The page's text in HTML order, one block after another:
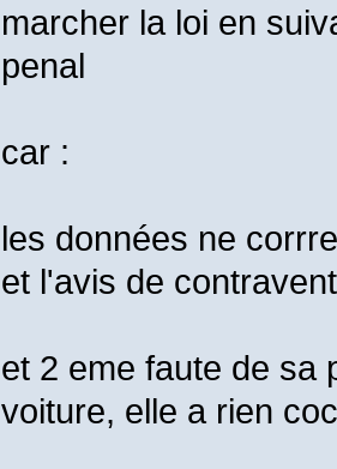
marcher la loi en
penal
car :
les données ne
et l'avis de
et 2 eme faute de sa
voiture, elle a rien